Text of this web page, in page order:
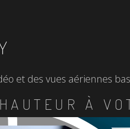
et des vues aériennes
À